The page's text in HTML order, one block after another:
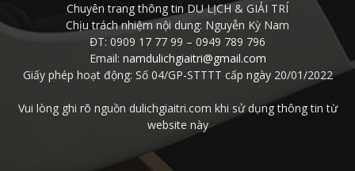
Chuyên trang thông tin DU LỊCH & GIẢI TRÍ
Chịu trách nhiệm nội dung: Nguyễn Kỳ Nam
ĐT: 0909 17 77 99 – 0949 789 796
Email: namdulichgiaitri@gmail.com
Giấy phép hoạt động: Số 04/GP-STTTT cấp ngày 20/01/2022
Vui lòng ghi rõ nguồn dulichgiaitri.com khi sử dụng thông tin từ
website này